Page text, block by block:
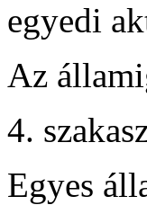
egyedi
Az
4.
Egyes